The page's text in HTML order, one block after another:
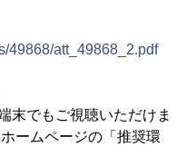
49868/att_49868_2.pdf
末でもご視聴いただけま
ームページの「推奨環